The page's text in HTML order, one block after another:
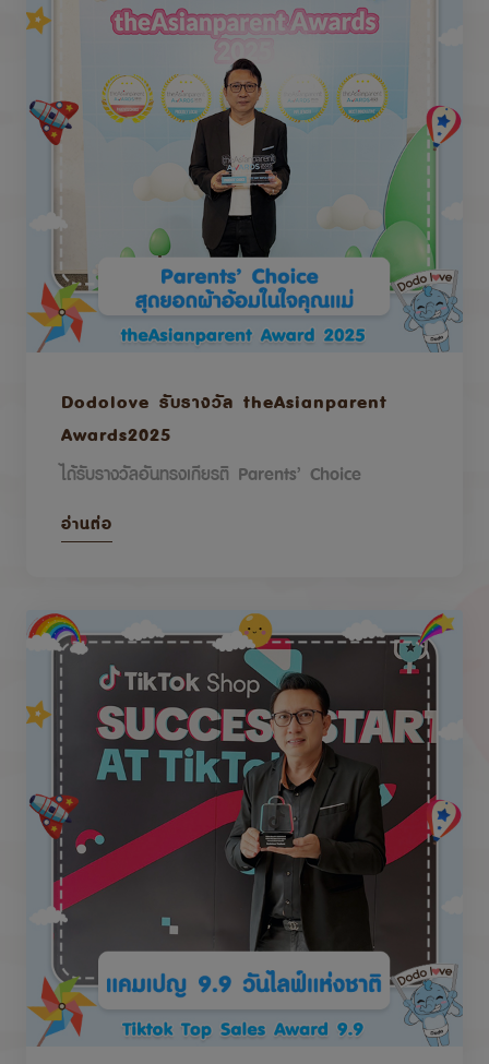
Dodolove รับรางวัล theAsianparent
Awards2025
ได้รับรางวัลอันทรงเกียรติ Parents’ Choice
อ่านต่อ